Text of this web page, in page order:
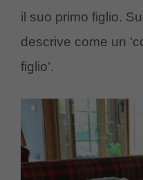
il suo primo figlio.
descrive come un
figlio’.